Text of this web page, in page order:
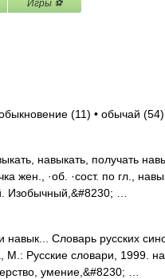
Игры ⚽
(11) • обычай (54)
навыкать, получать
жен., ·об. ·сост. по гл.,
Изобычный,&#8230; …
Словарь русских
Русские словари, 1999.
умение,&#8230; …